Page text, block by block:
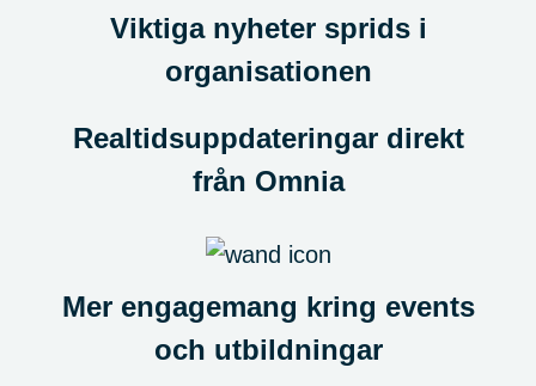
Viktiga nyheter sprids i
organisationen
Realtidsuppdateringar direkt
från Omnia
Mer engagemang kring events
och utbildningar